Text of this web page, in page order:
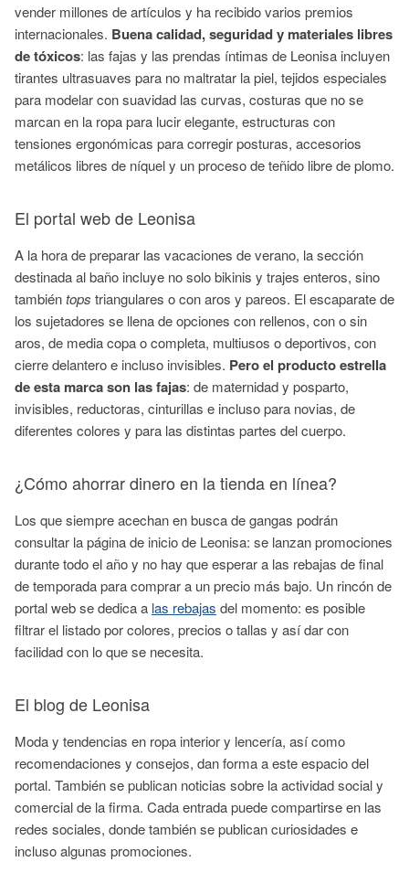
vender millones de artículos y ha recibido varios premios
internacionales. Buena calidad, seguridad y materiales libres
de tóxicos: las fajas y las prendas íntimas de Leonisa incluyen
tirantes ultrasuaves para no maltratar la piel, tejidos especiales
para modelar con suavidad las curvas, costuras que no se
marcan en la ropa para lucir elegante, estructuras con
tensiones ergonómicas para corregir posturas, accesorios
metálicos libres de níquel y un proceso de teñido libre de plomo.
El portal web de Leonisa
A la hora de preparar las vacaciones de verano, la sección
destinada al baño incluye no solo bikinis y trajes enteros, sino
tambiéntops triangulares o con aros y pareos. El escaparate de
los sujetadores se llena de opciones con rellenos, con o sin
aros, de media copa o completa, multiusos o deportivos, con
cierre delantero e incluso invisibles. Pero el producto estrella
de esta marca son las fajas: de maternidad y posparto,
invisibles, reductoras, cinturillas e incluso para novias, de
diferentes colores y para las distintas partes del cuerpo.
¿Cómo ahorrar dinero en la tienda en línea?
Los que siempre acechan en busca de gangas podrán
consultar la página de inicio de Leonisa: se lanzan promociones
durante todo el año y no hay que esperar a las rebajas de final
de temporada para comprar a un precio más bajo. Un rincón de
portal web se dedica a las rebajas del momento: es posible
filtrar el listado por colores, precios o tallas y así dar con
facilidad con lo que se necesita.
El blog de Leonisa
Moda y tendencias en ropa interior y lencería, así como
recomendaciones y consejos, dan forma a este espacio del
portal. También se publican noticias sobre la actividad social y
comercial de la firma. Cada entrada puede compartirse en las
redes sociales, donde también se publican curiosidades e
incluso algunas promociones.